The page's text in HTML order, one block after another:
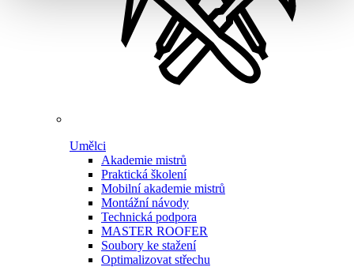
Umělci
Akademie mistrů
Praktická školení
Mobilní akademie mistrů
Montážní návody
Technická podpora
MASTER ROOFER
Soubory ke stažení
Optimalizovat střechu